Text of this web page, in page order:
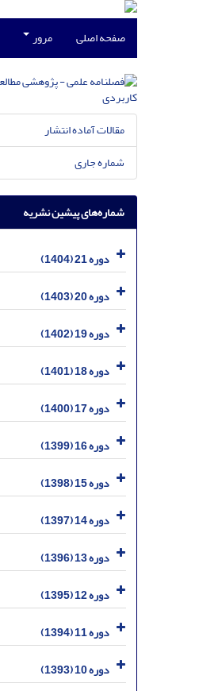
صفحه اصلی مرور
مقالات آماده انتشار
شماره جاری
شماره‌های پیشین نشریه
دوره 21 (1404)
دوره 20 (1403)
دوره 19 (1402)
دوره 18 (1401)
دوره 17 (1400)
دوره 16 (1399)
دوره 15 (1398)
دوره 14 (1397)
دوره 13 (1396)
دوره 12 (1395)
دوره 11 (1394)
دوره 10 (1393)